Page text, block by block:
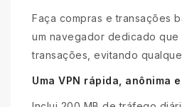
Faça compras e transações
um navegador dedicado que
transações, evitando
Uma VPN rápida, anônima